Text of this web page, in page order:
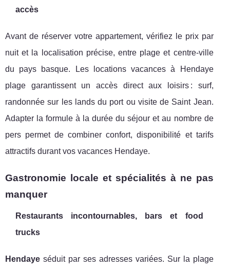
accès
Avant de réserver votre appartement, vérifiez le prix par
nuit et la localisation précise, entre plage et centre-ville
du pays basque. Les locations vacances à Hendaye
plage garantissent un accès direct aux loisirs : surf,
randonnée sur les lands du port ou visite de Saint Jean.
Adapter la formule à la durée du séjour et au nombre de
pers permet de combiner confort, disponibilité et tarifs
attractifs durant vos vacances Hendaye.
Gastronomie locale et spécialités à ne pas
manquer
Restaurants incontournables, bars et food
trucks
Hendaye séduit par ses adresses variées. Sur la plage